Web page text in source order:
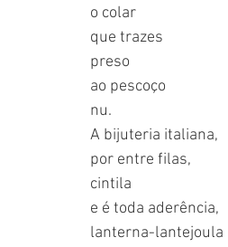
o colar
que trazes
preso
ao pescoço
nu.
A bijuteria italiana,
por entre filas,
cintila
e é toda aderência,
lanterna-lantejoula